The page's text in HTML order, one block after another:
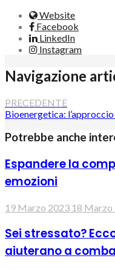
Website
Facebook
LinkedIn
Instagram
Navigazione
PRECEDENTE
Bioenergetica:
Potrebbe anche
Espandere la
emozioni
19 Marzo 2023 18 Marzo
Sei stressato?
aiuterano a